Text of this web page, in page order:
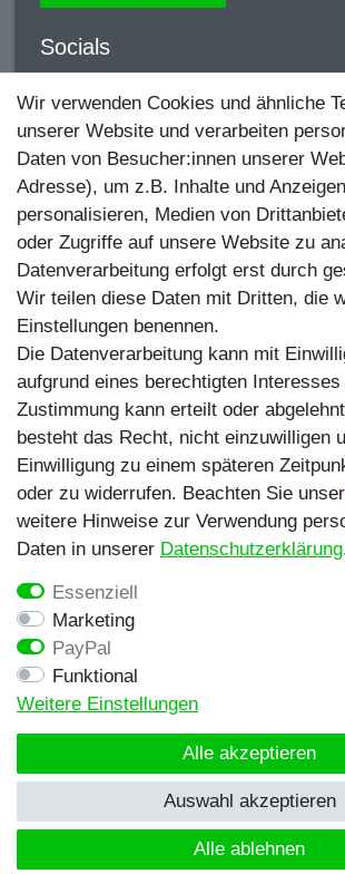
Socials
YouTube
Facebook
Instagram
TikTok
Zahlungsmethoden
Egal ob Barsch, Hecht, Zander
Riverfighters ist der Shop für
Von Anglern für Angler
** Bei Variantenartikeln mit
pro Variante bezieht sich die
Variante mit dem niedrigsten Preis. Die
weiteren Varianten wird bei Klick auf
Variante angezeigt.
© Copyright 2026 | Alle Rechte
Riverfighters UG
Wir verwenden Cookies und ähnliche
unserer Website und verarbeiten
Daten von Besucher:innen unserer
Adresse), um z.B. Inhalte und
personalisieren, Medien von
oder Zugriffe auf unsere Website zu
Datenverarbeitung erfolgt erst durch
Wir teilen diese Daten mit Dritten, die
Einstellungen benennen.
Die Datenverarbeitung kann mit
aufgrund eines berechtigten
Zustimmung kann erteilt oder
besteht das Recht, nicht einzuwilligen
Einwilligung zu einem späteren
oder zu widerrufen. Beachten Sie unser
weitere Hinweise zur Verwendung
Daten in unserer Daten­schutz­erklärung
Essenziell
Marketing
PayPal
Funktional
Weitere Einstellungen
Alle akzeptieren
Alle ablehnen
Auswahl akzeptieren